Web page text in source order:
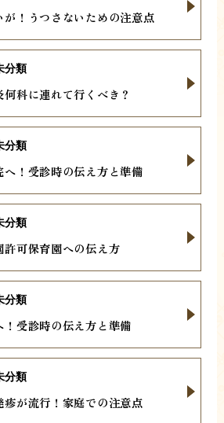
！うつさないための注意点
科に連れて行くべき？
分類
へ！受診時の伝え方と準備
分類
可保育園への伝え方
分類
受診時の伝え方と準備
分類
が流行！家庭での注意点
分類